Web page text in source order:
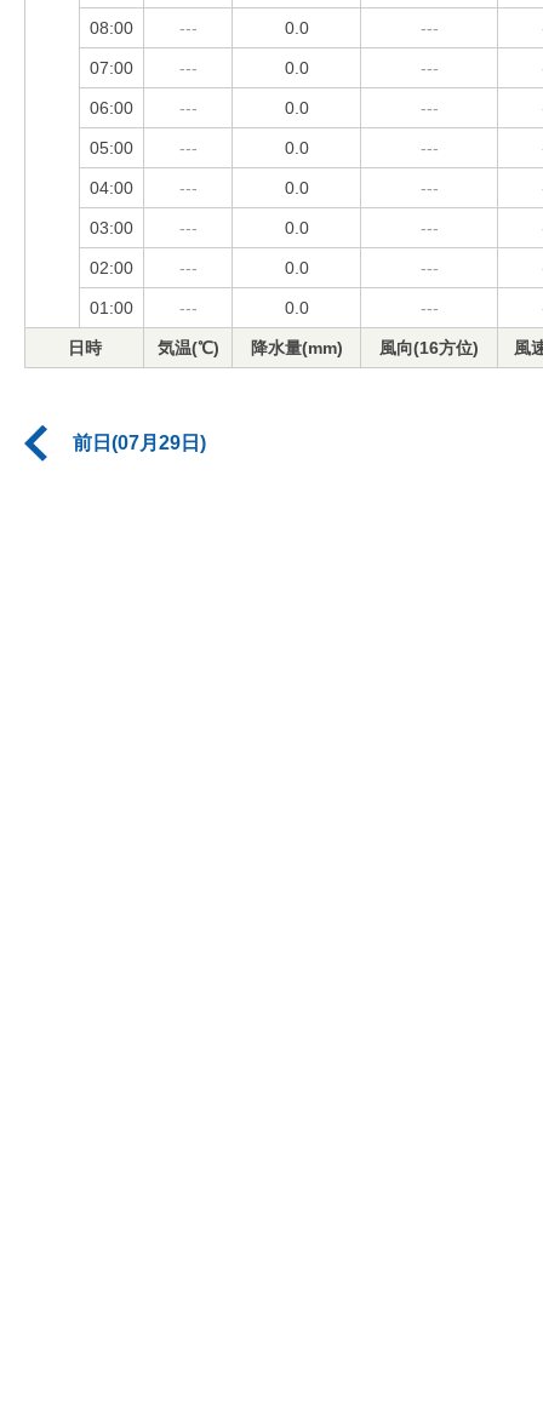
08:00 --- 0.0 ---
07:00 --- 0.0 ---
06:00 --- 0.0 ---
05:00 --- 0.0 ---
04:00 --- 0.0 ---
03:00 --- 0.0 ---
02:00 --- 0.0 ---
01:00 --- 0.0 ---
日時 気温(℃) 降水量(mm) 風向(16方位) 風
前日(07月29日)